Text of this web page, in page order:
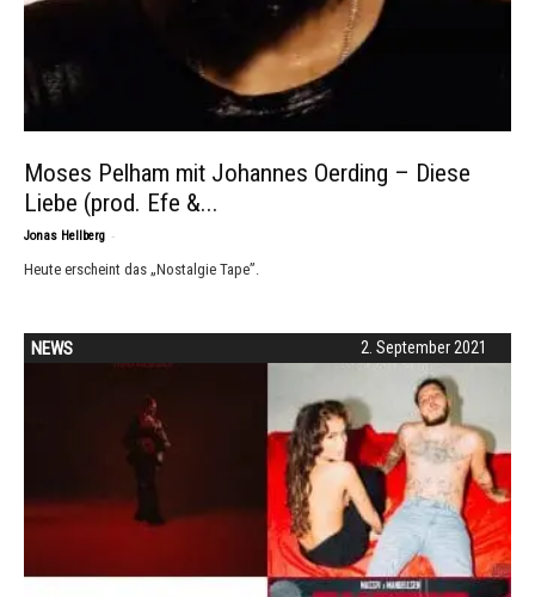
Moses Pelham mit Johannes Oerding – Diese
Liebe (prod. Efe &...
Jonas Hellberg -
Heute erscheint das „Nostalgie Tape”.
2. September 2021
NEWS